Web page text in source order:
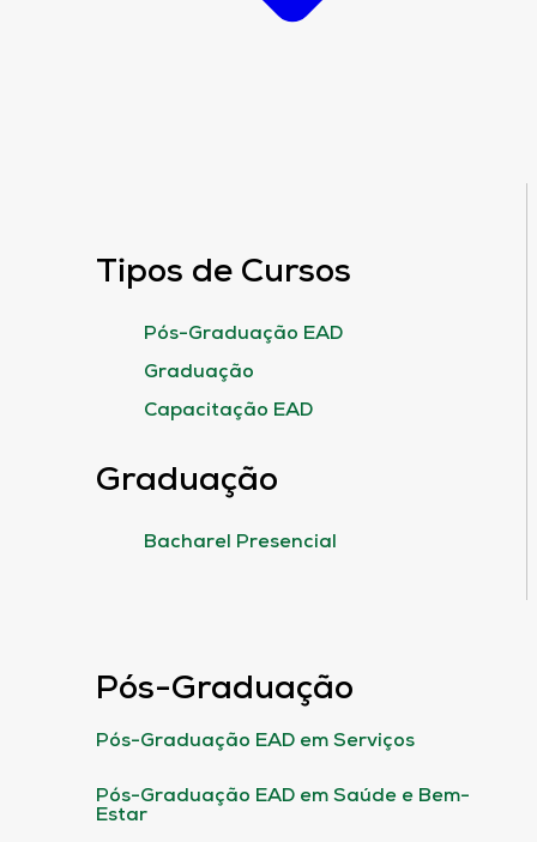
Tipos de Cursos
Pós-Graduação EAD
Graduação
Capacitação EAD
Graduação
Bacharel Presencial
Pós-Graduação
Pós-Graduação EAD em Serviços
Pós-Graduação EAD em Saúde e Bem-
Estar